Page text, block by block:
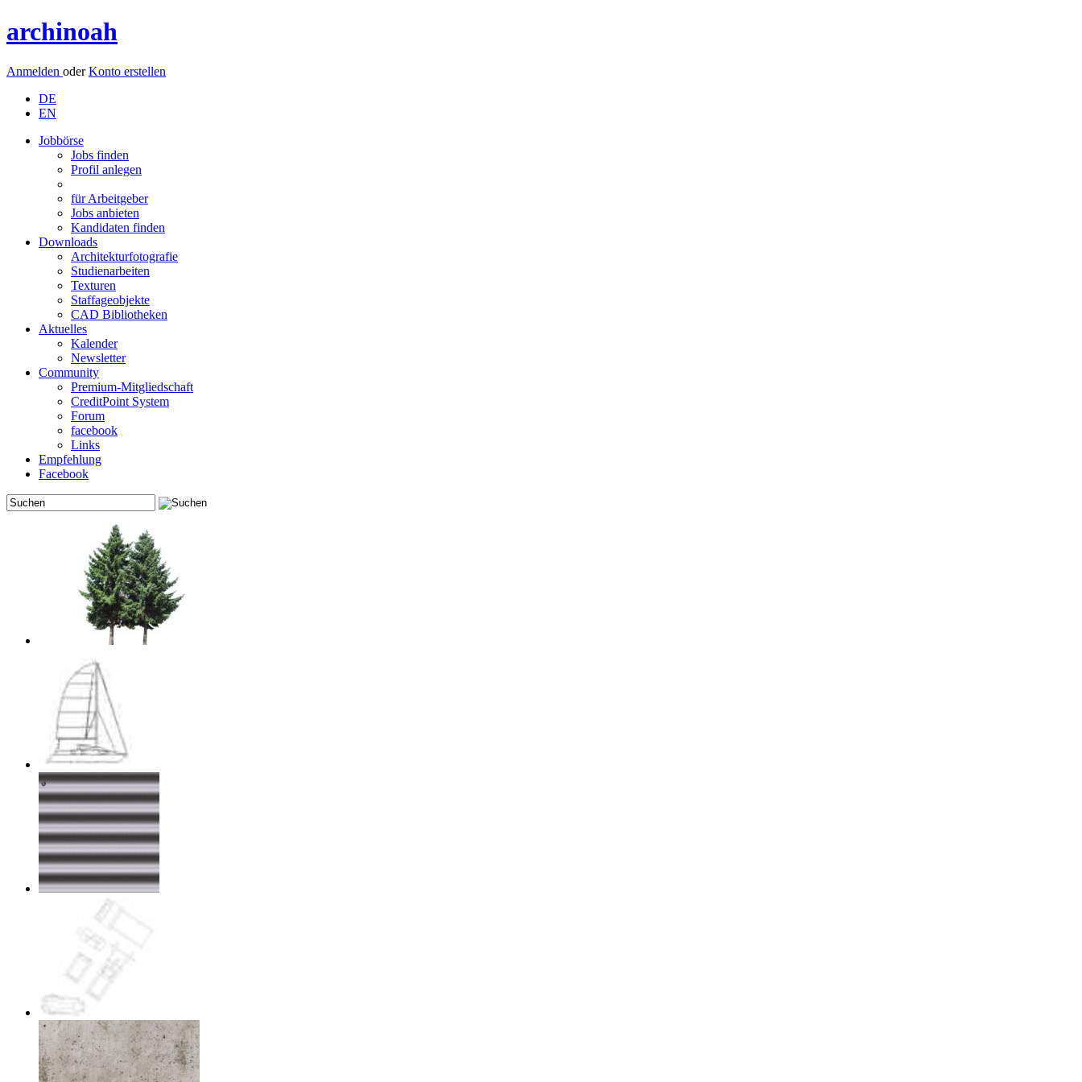
archinoah
Anmelden oderKonto erstellen
DE
EN
Jobbörse
Jobs finden
Profil anlegen
für Arbeitgeber
Jobs anbieten
Kandidaten finden
Downloads
Architekturfotografie
Studienarbeiten
Texturen
Staffageobjekte
CAD Bibliotheken
Aktuelles
Kalender
Newsletter
Community
Premium-Mitgliedschaft
CreditPoint System
Forum
facebook
Links
Empfehlung
Facebook